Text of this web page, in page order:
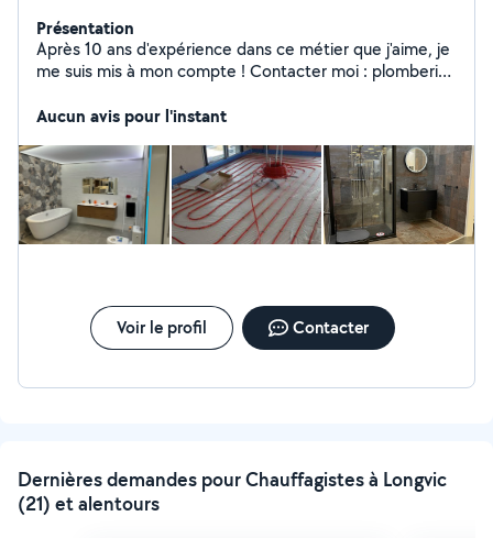
Présentation
Après 10 ans d'expérience dans ce métier que j'aime, je
me suis mis à mon compte ! Contacter moi : plomberie,
Aucun avis pour l'instant
Voir le profil Contacter
Dernières demandes pour Chauffagistes à Longvic
(21) et alentours